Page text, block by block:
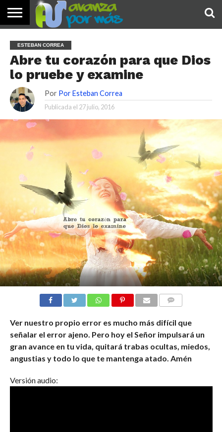
PALABRA
DE HOY
DEVOCIONALES
NOTICIAS
TESTIMONIOS
ORACIONES
SOBRE
NOSOTROS
IMÁGENES
ESTEBAN CORREA
Abre tu corazón para que Dios
lo pruebe y examine
Por Por Esteban Correa
Publicada el 27 julio, 2016
Ver nuestro propio error es mucho más difícil que
señalar el error ajeno. Pero hoy el Señor impulsará un
gran avance en tu vida, quitará trabas ocultas, miedos,
angustias y todo lo que te mantenga atado. Amén
Versión audio: